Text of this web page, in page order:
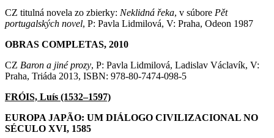
CZ titulná novela zo zbierky: Neklidná řeka, v súbore Pět
portugalských novel, P: Pavla Lidmilová, V: Praha, Odeon 1987
OBRAS COMPLETAS, 2010
CZ Baron a jiné prozy, P: Pavla Lidmilová, Ladislav Václavík, V:
Praha, Triáda 2013, ISBN: 978-80-7474-098-5
FRÓIS, Luís (1532–1597)
EUROPA JAPÃO: UM DIÁLOGO CIVILIZACIONAL NO
SÉCULO XVI, 1585